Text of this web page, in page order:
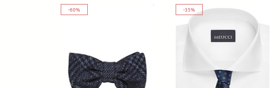
-60% -35%